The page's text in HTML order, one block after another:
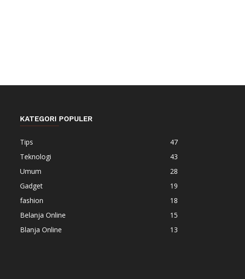
KATEGORI POPULER
Tips
47
Teknologi
43
Umum
28
Gadget
19
fashion
18
Belanja Online
15
Blanja Online
13